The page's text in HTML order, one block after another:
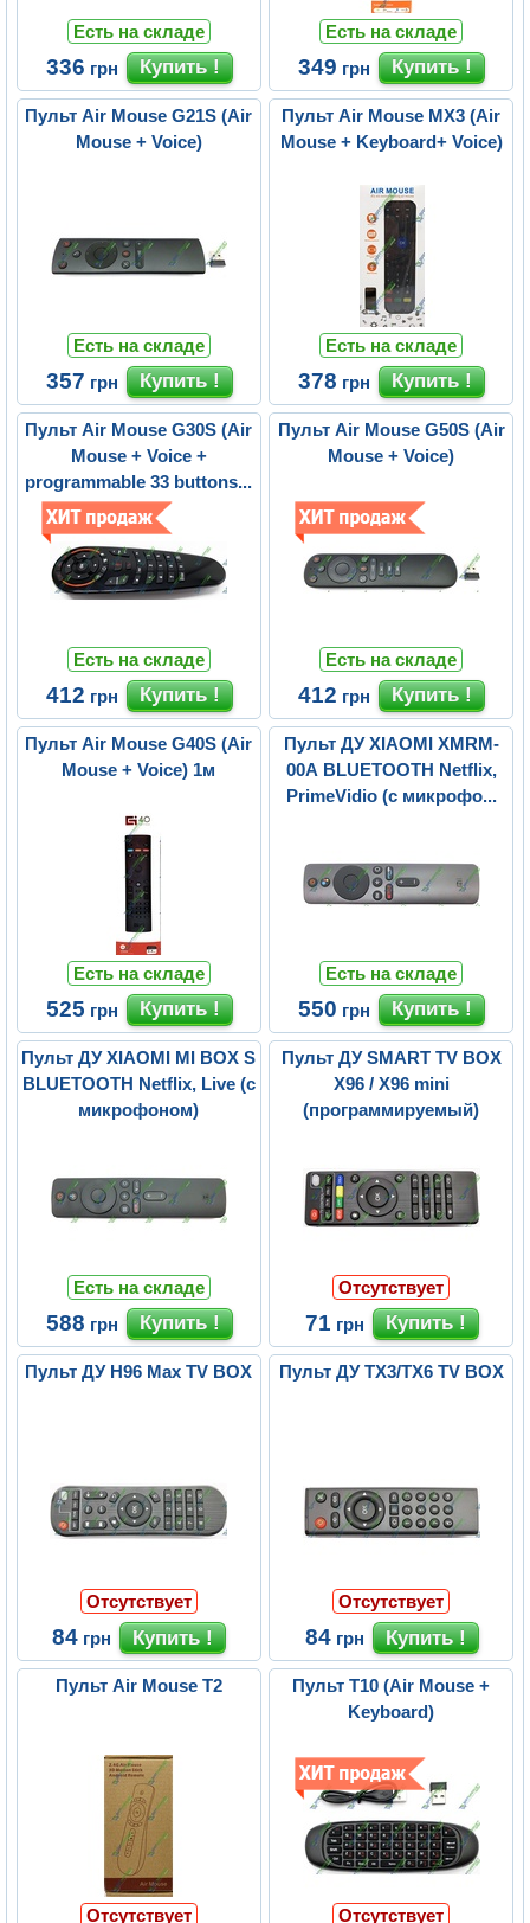
Есть на складе
336 грн
Есть на складе
349 грн
Пульт Air Mouse G21S (Air
Mouse + Voice)
Есть на складе
357 грн
Пульт Air Mouse MX3 (Air
Mouse + Keyboard+ Voice)
Есть на складе
378 грн
Пульт Air Mouse G30S (Air
Mouse + Voice +
programmable 33 buttons...
Есть на складе
412 грн
Пульт Air Mouse G50S (Air
Mouse + Voice)
Есть на складе
412 грн
Пульт Air Mouse G40S (Air
Mouse + Voice) 1м
Есть на складе
525 грн
Пульт ДУ XIAOMI XMRM-
00A BLUETOOTH Netflix,
PrimeVidio (с микрофо...
Есть на складе
550 грн
Пульт ДУ XIAOMI MI BOX S
BLUETOOTH Netflix, Live (с
микрофоном)
Есть на складе
588 грн
Пульт ДУ SMART TV BOX
X96 / X96 mini
(программируемый)
Отсутствует
71 грн
Пульт ДУ H96 Max TV BOX
Отсутствует
84 грн
Пульт ДУ TX3/TX6 TV BOX
Отсутствует
84 грн
Пульт Air Mouse T2
Отсутствует
Пульт T10 (Air Mouse +
Keyboard)
Отсутствует